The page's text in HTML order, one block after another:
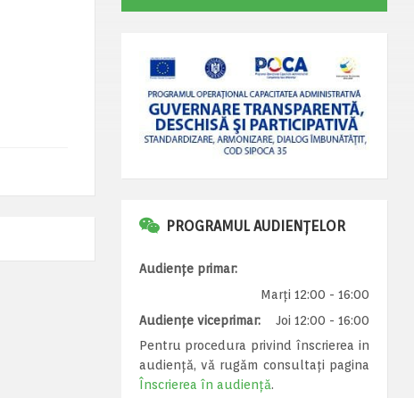
PROGRAMUL AUDIENȚELOR
Audiențe primar:
Marți 12:00 - 16:00
Audiențe viceprimar:
Joi 12:00 - 16:00
Pentru procedura privind înscrierea in
audiență, vă rugăm consultați pagina
Înscrierea în audiență.